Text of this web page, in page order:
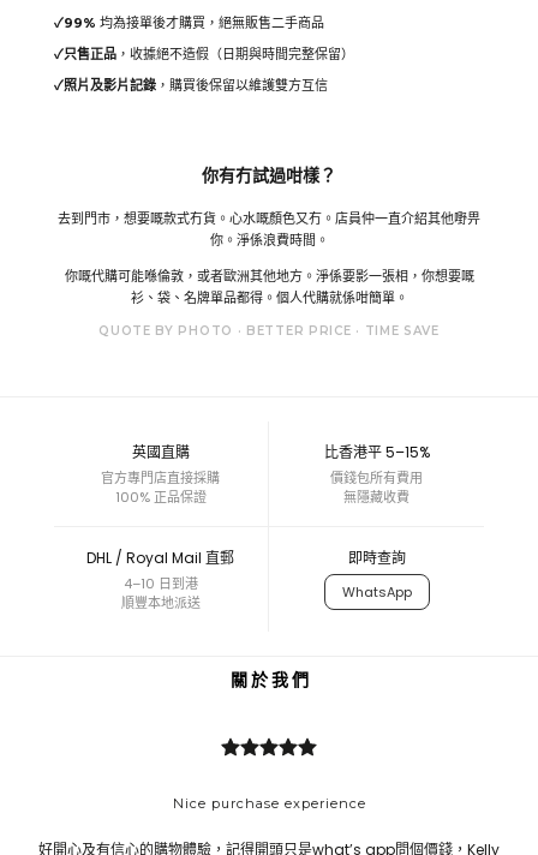
✓99% 均為接單後才購買，絕無販售二手商品
✓只售正品，收據絕不造假（日期與時間完整保留）
✓照片及影片記錄，購買後保留以維護雙方互信
你有冇試過咁樣？
去到門市，想要嘅款式冇貨。心水嘅顏色又冇。店員仲一直介紹其他嘢畀
你。淨係浪費時間。
你嘅代購可能喺倫敦，或者歐洲其他地方。淨係要影一張相，你想要嘅
衫、袋、名牌單品都得。個人代購就係咁簡單。
QUOTE BY PHOTO · BETTER PRICE · TIME SAVE
英國直購
官方專門店直接採購
100% 正品保證
比香港平 5–15%
價錢包所有費用
無隱藏收費
DHL / Royal Mail 直郵
4–10 日到港
順豐本地派送
即時查詢
WhatsApp
關 於 我 們
Nice purchase experience
好開心及有信心的購物體驗，記得開頭只是what’s app問個價錢，Kelly